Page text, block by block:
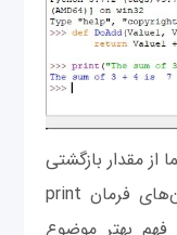
مقدار بازگشتی
تابع DoAdd به عنوان یکی از آرگومان‌های فرمان print
فهم بهتر موضوع